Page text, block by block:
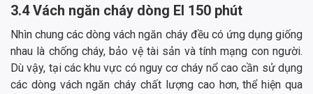
3.4 Vách ngăn cháy dòng EI 150 phút
Nhìn chung các dòng vách ngăn cháy đều có ứng dụng giống
nhau là chống cháy, bảo vệ tài sản và tính mạng con người.
Dù vậy, tại các khu vực có nguy cơ cháy nổ cao cần sử dụng
các dòng vách ngăn cháy chất lượng cao hơn, thể hiện qua